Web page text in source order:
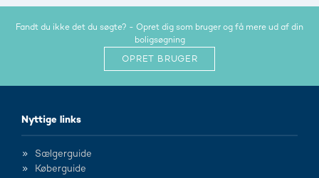
Fandt du ikke det du søgte? - Opret dig som bruger og få mere ud af din
boligsøgning
OPRET BRUGER
Nyttige links
Sælgerguide
Køberguide